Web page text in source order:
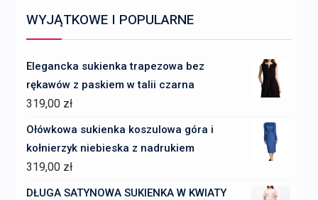
WYJĄTKOWE I POPULARNE
Elegancka sukienka trapezowa bez
rękawów z paskiem w talii czarna
319,00 zł
Ołówkowa sukienka koszulowa góra i
kołnierzyk niebieska z nadrukiem
319,00 zł
DŁUGA SATYNOWA SUKIENKA W KWIATY